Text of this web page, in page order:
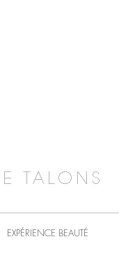
TALONS
EXPÉRIENCE BEAUTÉ